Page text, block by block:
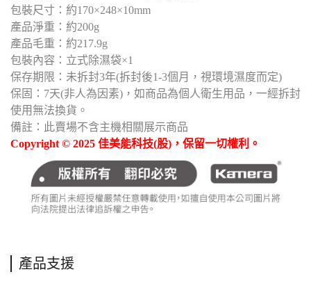
包裝尺寸：約170×248×10mm
產品淨重：約200g
產品毛重：約217.9g
包裝內容：立式除濕袋×1
保存期限：未拆封3年(拆封後1-3個月，視環境濕度而定)
保固：7天(非人為因素)，如商品為個人衛生用品，一經拆封
使用無法換貨。
備註：此賣場不含主機相關展示商品
Copyright © 2025 佳美能科技(股)，保留一切權利。
產品支援